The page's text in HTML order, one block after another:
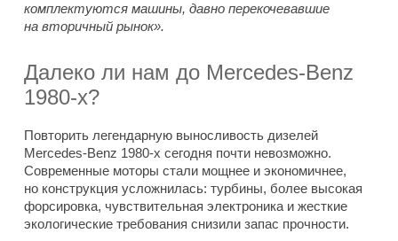
комплектуются машины, давно перекочевавшие
на вторичный рынок».
Далеко ли нам до Mercedes-Benz
1980-х?
Повторить легендарную выносливость дизелей
Mercedes-Benz 1980-х сегодня почти невозможно.
Современные моторы стали мощнее и экономичнее,
но конструкция усложнилась: турбины, более высокая
форсировка, чувствительная электроника и жесткие
экологические требования снизили запас прочности.